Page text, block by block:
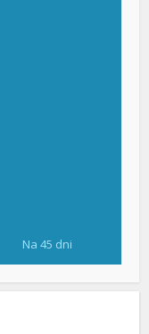
Na 45 dni